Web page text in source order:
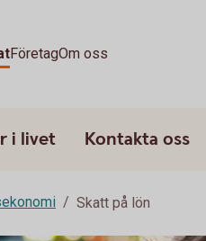
FöretagOm oss
i livet Kontakta oss
Skatt på lön